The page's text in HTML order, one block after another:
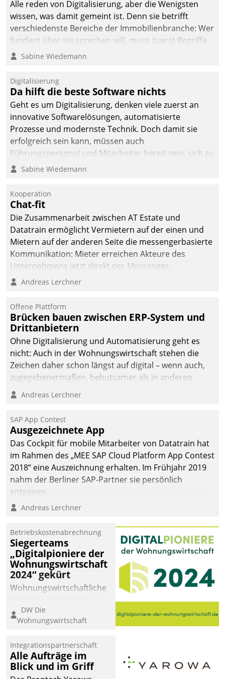
man auf
Cloudtechnologie,
bewährte und Startup-
agile Projektmethoden.
Alle reden von Digitalisierung, aber die Wenigsten
wissen, was damit gemeint ist. Denn sie betrifft
verschiedenste Bereiche der Immobilienbranche: Wer
fundiert über sie sprechen will, muss zuerst Begriffe
klären. Ein Aspekt ist die betriebliche Optimierung:
Einsparungen durch optimierte und automatisierte
Prozesse. Doch man darf nicht zu viel erwarten: Allein
mit der Einführung einer neuen Software ist es nicht
getan. Die Digitalisierung erfordert von Unternehmen
die Bereitschaft, sich zu überprüfen, zu hinterfragen
und zu verändern.
Sabine Wiedemann
Digitalisierung
Da hilft die beste Software nichts
Geht es um Digitalisierung, denken viele zuerst an
innovative Softwarelösungen, automatisierte
Prozesse und modernste Technik. Doch damit sie
erfolgreich sein kann, müssen auch
Führungspersonal und Mitarbeiter bereit sein, sich zu
verändern und anzupassen, sonst werden sie an ihr
Sabine Wiedemann
Kooperation
Chat-fit
Die Zusammenarbeit zwischen AT Estate und
Datatrain ermöglicht Vermietern auf der einen und
Mietern auf der anderen Seite die messengerbasierte
Kommunikation: Mieter erreichen Akteure des
Unternehmens jetzt direkt per Messenger,
Mitarbeiter oder Dienstleister empfangen oder
Andreas Lerchner
Offene Plattform
Brücken bauen zwischen ERP-System und
Drittanbietern
Ohne Digitalisierung und Automatisierung geht es
nicht: Auch in der Wohnungswirtschaft stehen die
Zeichen daher schon längst auf digital – wenn auch,
zugegebenermaßen, behutsamer als in anderen
Branchen.
Andreas Lerchner
SAP App Contest
Ausgezeichnete App
Das Cockpit für mobile Mitarbeiter von Datatrain hat
im Rahmen des „MEE SAP Cloud Platform App Contest
2018“ eine Auszeichnung erhalten. Im Frühjahr 2019
nahm der Berliner SAP-Partner sie persönlich
entgegen.
Andreas Lerchner
Betriebskostenabrechnung
Siegerteams
„Digitalpioniere der
Wohnungswirtschaft
2024“ gekürt
Wohnungswirtschaftliche
eine digitale Zukunft zu
finden, ist das Ziel des
der
Wohnungswirtschaft“.
Bewerben können sich
DW Die
Wohnungswirtschaft
Integrationspartnerschaft
Alle Aufträge im
Blick und im Griff